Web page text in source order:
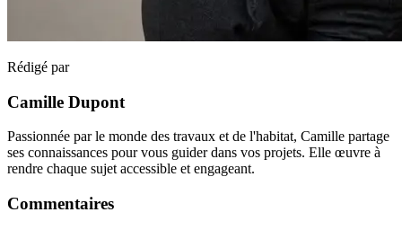
Rédigé par
Camille Dupont
Passionnée par le monde des travaux et de l'habitat, Camille partage
ses connaissances pour vous guider dans vos projets. Elle œuvre à
rendre chaque sujet accessible et engageant.
Commentaires